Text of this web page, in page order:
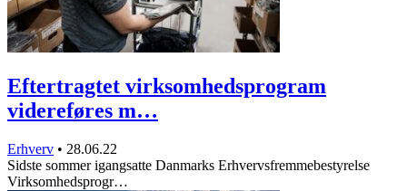
Eftertragtet virksomhedsprogram
videreføres m…
Erhverv • 28.06.22
Sidste sommer igangsatte Danmarks Erhvervsfremmebestyrelse
Virksomhedsprogr…